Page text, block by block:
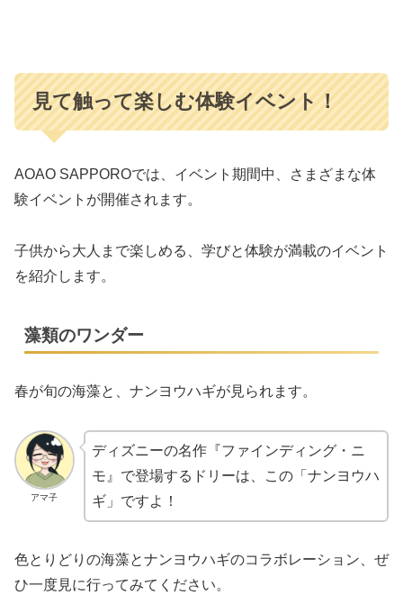
見て触って楽しむ体験イベント！
AOAO SAPPOROでは、イベント期間中、さまざまな体
験イベントが開催されます。
子供から大人まで楽しめる、学びと体験が満載のイベント
を紹介します。
藻類のワンダー
春が旬の海藻と、ナンヨウハギが見られます。
アマ子
ディズニーの名作『ファインディング・ニ
モ』で登場するドリーは、この「ナンヨウハ
ギ」ですよ！
色とりどりの海藻とナンヨウハギのコラボレーション、ぜ
ひ一度見に行ってみてください。